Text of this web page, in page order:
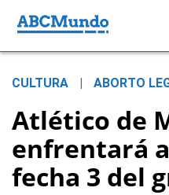
CULTURA ABORTO
Atlético de
enfrentará
fecha 3 del